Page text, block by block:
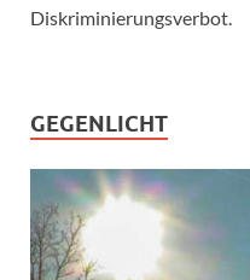
Diskriminierungsverbot.
GEGENLICHT